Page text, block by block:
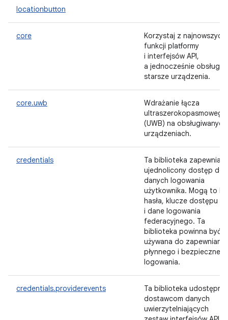
locationbutton
core
Korzystaj z najnowszych
funkcji platformy
i interfejsów API,
a jednocześnie obsługuj
starsze urządzenia.
core.uwb
Wdrażanie łącza
ultraszerokopasmowego
(UWB) na obsługiwanych
urządzeniach.
credentials
Ta biblioteka zapewnia
ujednolicony dostęp do
danych logowania
użytkownika. Mogą to
hasła, klucze dostępu
i dane logowania
federacyjnego. Ta
biblioteka powinna być
używana do zapewniania
płynnego i
logowania.
credentials.providerevents
Ta biblioteka udostępnia
dostawcom danych
uwierzytelniających